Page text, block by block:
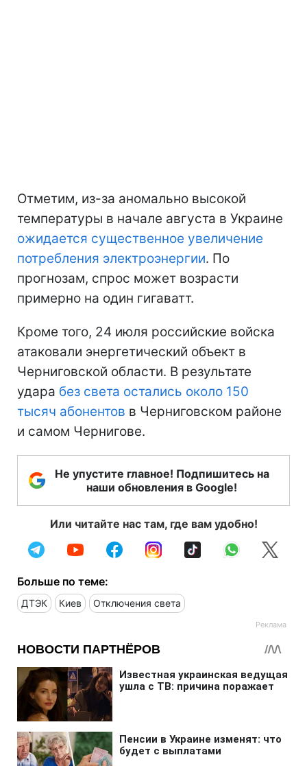
Отметим, из-за аномально высокой
температуры в начале августа в Украине
ожидается существенное увеличение
потребления электроэнергии. По
прогнозам, спрос может возрасти
примерно на один гигаватт.
Кроме того, 24 июля российские войска
атаковали энергетический объект в
Черниговской области. В результате
удара без света остались около 150
тысяч абонентов в Черниговском районе
и самом Чернигове.
Не упустите главное! Подпишитесь на
наши обновления в Google!
Или читайте нас там, где вам удобно!
Больше по теме:
ДТЭК Киев Отключения света